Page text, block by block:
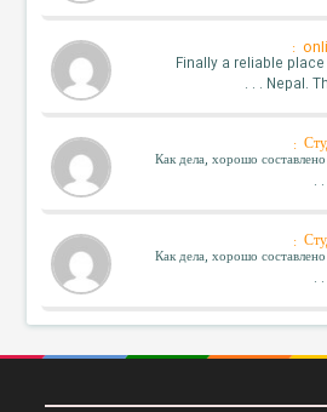
Finally a reliable
Nepal.
Как дела, хорошо
Как дела, хорошо